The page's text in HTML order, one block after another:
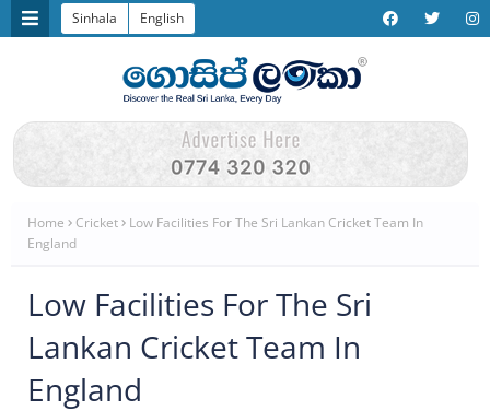
Sinhala English
Home Cricket
Low Facilities For The Sri Lankan Cricket Team In
England
Low Facilities For The Sri
Lankan Cricket Team In
England